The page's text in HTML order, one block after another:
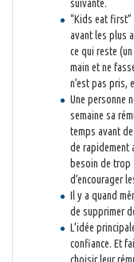
suivante.
“Kids eat
avant les plus
ce qui reste
main et ne
n’est pas pris,
Une personne
semaine sa
temps avant
de rapidement
besoin de trop
d’encourager
Il y a quand
de supprimer
L’idée
confiance. Et